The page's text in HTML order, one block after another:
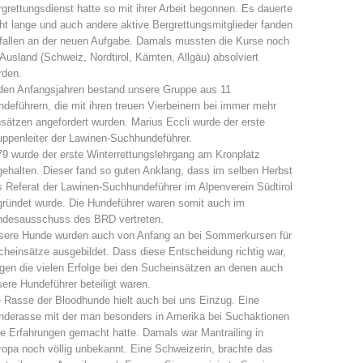
Kontakt
Jahresberichte
Ausbildung
Prävention PEER
hatte so mit ihrer Arbeit begonnen. Es dauerte
lange und auch andere aktive Bergrettungsmitglieder fanden
an der neuen Aufgabe. Damals mussten die Kurse noch
(Schweiz, Nordtirol, Kärnten, Allgäu) absolviert
Anfangsjahren bestand unsere Gruppe aus 11
die mit ihren treuen Vierbeinern bei immer mehr
angefordert wurden. Marius Eccli wurde der erste
der Lawinen-Suchhundeführer.
wurde der erste Winterrettungslehrgang am Kronplatz
Dieser fand so guten Anklang, dass im selben Herbst
Referat der Lawinen-Suchhundeführer im Alpenverein Südtirol
wurde. Die Hundeführer waren somit auch im
des BRD vertreten.
Hunde wurden auch von Anfang an bei Sommerkursen für
ausgebildet. Dass diese Entscheidung richtig war,
die vielen Erfolge bei den Sucheinsätzen an denen auch
Hundeführer beteiligt waren.
Rasse der Bloodhunde hielt auch bei uns Einzug. Eine
mit der man besonders in Amerika bei Suchaktionen
Erfahrungen gemacht hatte. Damals war Mantrailing in
noch völlig unbekannt. Eine Schweizerin, brachte das